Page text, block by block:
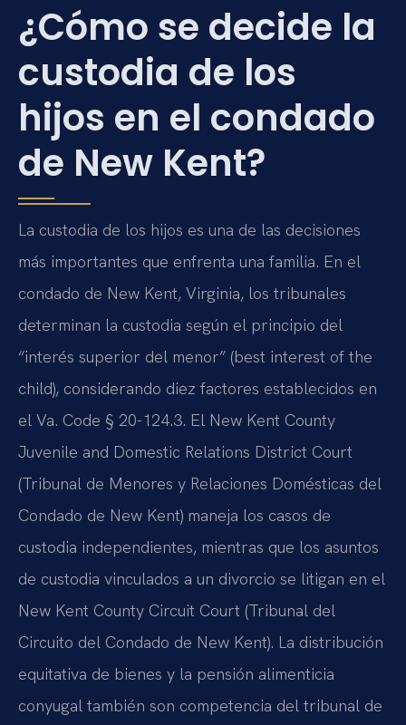
¿Cómo se decide la
custodia de los
hijos en el condado
de New Kent?
La custodia de los hijos es una de las decisiones
más importantes que enfrenta una familia. En el
condado de New Kent, Virginia, los tribunales
determinan la custodia según el principio del
“interés superior del menor” (best interest of the
child), considerando diez factores establecidos en
el Va. Code § 20-124.3. El New Kent County
Juvenile and Domestic Relations District Court
(Tribunal de Menores y Relaciones Domésticas del
Condado de New Kent) maneja los casos de
custodia independientes, mientras que los asuntos
de custodia vinculados a un divorcio se litigan en el
New Kent County Circuit Court (Tribunal del
Circuito del Condado de New Kent). La distribución
equitativa de bienes y la pensión alimenticia
conyugal también son competencia del tribunal de